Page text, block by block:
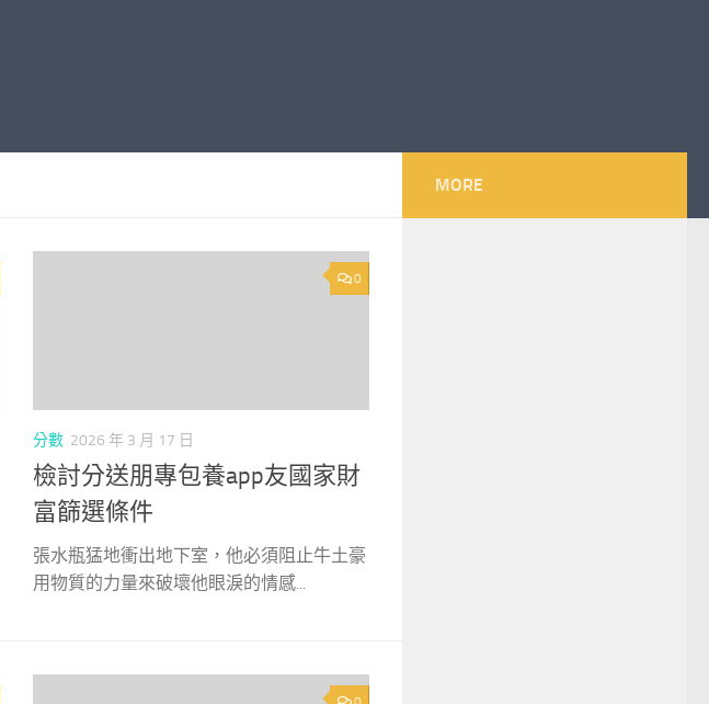
0
分數 2026 年 3 月 17 日
檢討分送朋專包養app友國家財
富篩選條件
張水瓶猛地衝出地下室，他必須阻止牛土豪
用物質的力量來破壞他眼淚的情感...
MORE